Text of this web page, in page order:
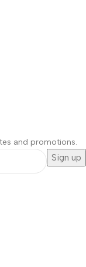
and promotions.